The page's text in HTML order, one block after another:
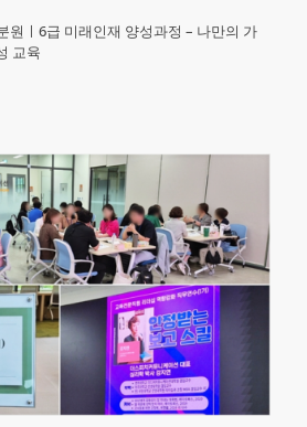
원ㅣ6급 미래인재 양성과정 – 나만의 가
교육